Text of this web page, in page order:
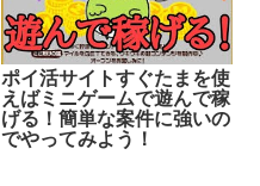
ポイ活サイトすぐたまを使
えばミニゲームで遊んで稼
げる！簡単な案件に強いの
でやってみよう！